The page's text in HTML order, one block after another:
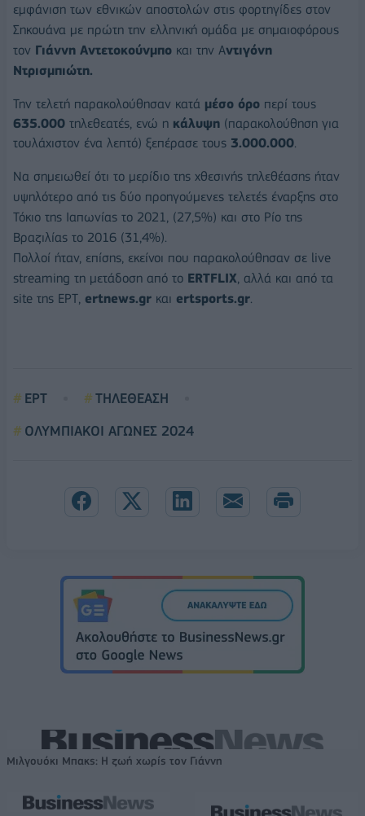
εμφάνιση των εθνικών αποστολών στις φορτηγίδες στον
Σηκουάνα με πρώτη την ελληνική ομάδα με σημαιοφόρους
τον Γιάννη Αντετοκούνμπο και την Αντιγόνη
Ντρισμπιώτη.
Την τελετή παρακολούθησαν κατά μέσο όρο περί τους
635.000 τηλεθεατές, ενώ η κάλυψη (παρακολούθηση για
τουλάχιστον ένα λεπτό) ξεπέρασε τους 3.000.000.
Να σημειωθεί ότι το μερίδιο της χθεσινής τηλεθέασης ήταν
υψηλότερο από τις δύο προηγούμενες τελετές έναρξης στο
Τόκιο της Ιαπωνίας το 2021, (27,5%) και στο Ρίο της
Βραζιλίας το 2016 (31,4%).
Πολλοί ήταν, επίσης, εκείνοι που παρακολούθησαν σε live
streaming τη μετάδοση από το ERTFLIX, αλλά και από τα
site της ΕΡΤ, ertnews.gr και ertsports.gr.
ΕΡΤ
ΤΗΛΕΘΕΑΣΗ
ΟΛΥΜΠΙΑΚΟΙ ΑΓΩΝΕΣ 2024
Μιλγουόκι Μπακς: Η ζωή χωρίς τον Γιάννη